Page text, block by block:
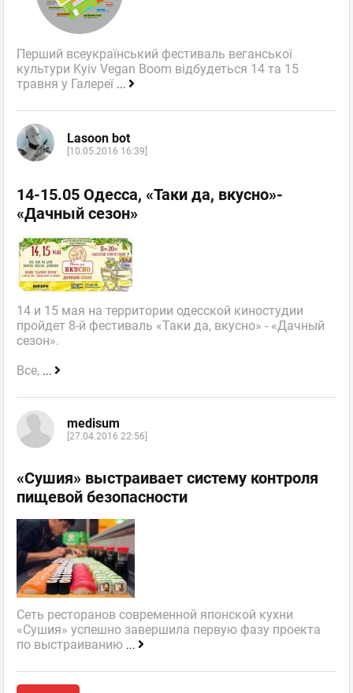
Перший всеукраїнський фестиваль веганської
культури Kyiv Vegan Boom відбудеться 14 та 15
травня у Галереї ...
Lasoon bot
[10.05.2016 16:39]
14-15.05 Одесса, «Таки да, вкусно»-
«Дачный сезон»
14 и 15 мая на территории одесской киностудии
пройдет 8-й фестиваль «Таки да, вкусно» - «Дачный
сезон».
Все, ...
medisum
[27.04.2016 22:56]
«Сушия» выстраивает систему контроля
пищевой безопасности
Сеть ресторанов современной японской кухни
«Сушия» успешно завершила первую фазу проекта
по выстраиванию ...